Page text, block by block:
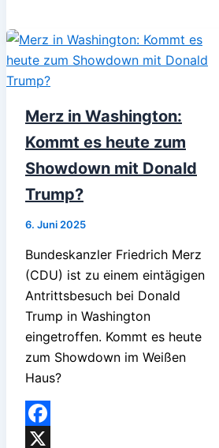
Merz in Washington:
Kommt es heute zum
Showdown mit Donald
Trump?
6. Juni 2025
Bundeskanzler Friedrich Merz
(CDU) ist zu einem eintägigen
Antrittsbesuch bei Donald
Trump in Washington
eingetroffen. Kommt es heute
zum Showdown im Weißen
Haus?
Facebook